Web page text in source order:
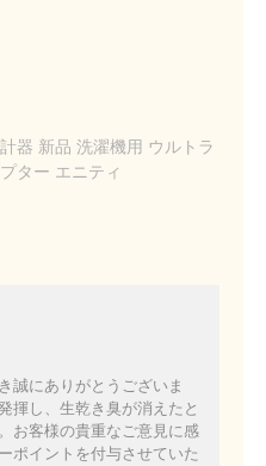
器 新品 洗濯機用 ウルトラ
ター エニティ
誠にありがとうございま
揮し、生乾き臭が消えたと
お客様の貴重なご意見に感
ポイントを付与させていた